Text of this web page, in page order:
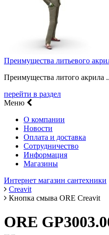
Преимущества литьевого
Преимущества литого акрила
перейти в раздел
Меню
О компании
Новости
Оплата и доставка
Сотрудничество
Информация
Магазины
Интернет магазин сантехники
Creavit
Кнопка смыва ORE Creavit
ORE